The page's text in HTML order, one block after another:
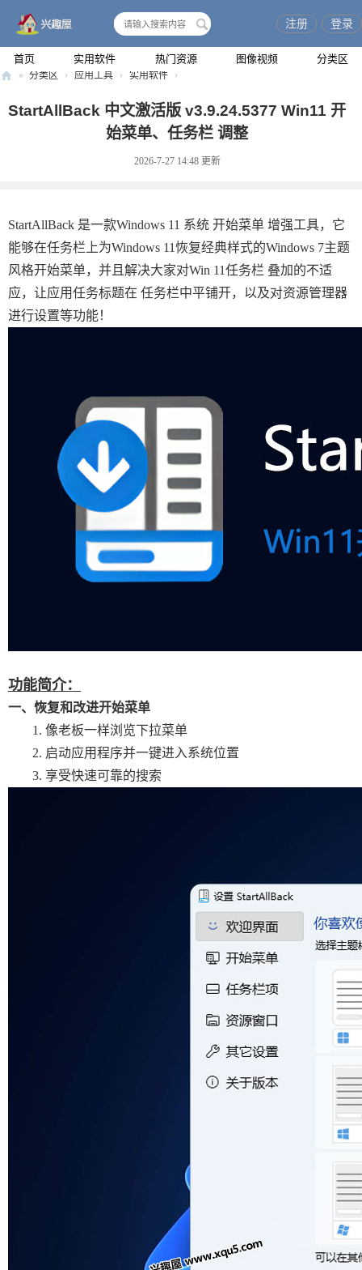
首页 实用软件 热门资源 图像视频 分类区
注册 登录
» 分类区 › 应用工具 › 实用软件 ›
StartAllBack 中文激活版 v3.9.24.5377 Win11 开
始菜单、任务栏 调整
2026-7-27 14:48 更新
StartAllBack 是一款Windows 11 系统 开始菜单 增强工具，它
能够在任务栏上为Windows 11恢复经典样式的Windows 7主题
风格开始菜单，并且解决大家对Win 11任务栏 叠加的不适
应，让应用任务标题在 任务栏中平铺开，以及对资源管理器
进行设置等功能！
功能简介：
一、恢复和改进开始菜单
像老板一样浏览下拉菜单
启动应用程序并一键进入系统位置
享受快速可靠的搜索